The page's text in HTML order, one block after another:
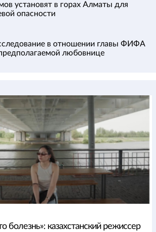
установят в горах Алматы для
опасности
в отношении главы ФИФА
любовнице
болезнь»: казахстанский режиссер